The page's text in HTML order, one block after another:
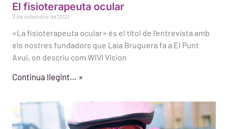
El fisioterapeuta ocular
3 de setembre de 2021
«La fisioterapeuta ocular» és el títol de l'entrevista amb
els nostres fundadors que Laia Bruguera fa a El Punt
Avui, on descriu com WIVI Vision
Continua llegint… »